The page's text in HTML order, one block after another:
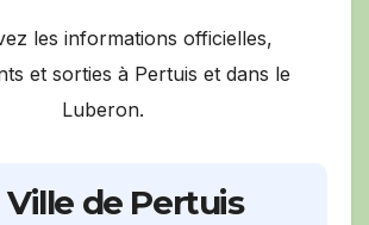
les informations officielles,
et sorties à Pertuis et dans le
Luberon.
Ville de Pertuis